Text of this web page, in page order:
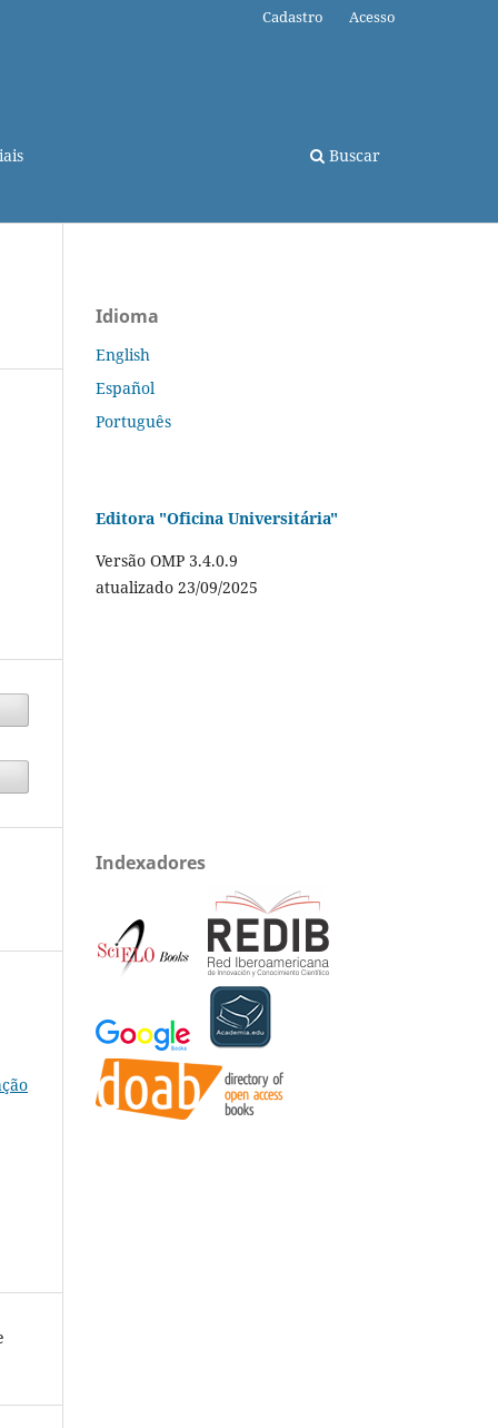
Buscar
Cadastro Acesso
Idioma
English
Español
Português
Editora "Oficina Universitária"
Versão OMP 3.4.0.9
atualizado 23/09/2025
Indexadores